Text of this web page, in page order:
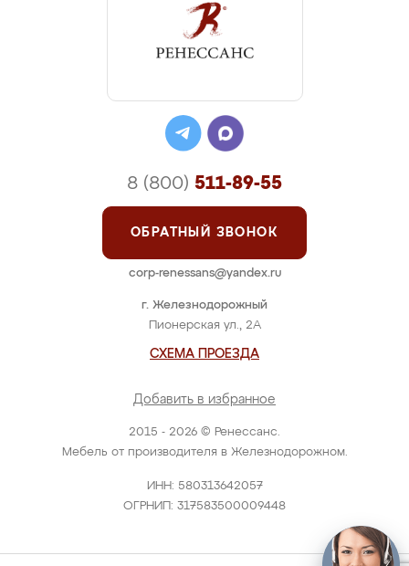
2015 - 2026 © Ренессанс.
Мебель от производителя в Железнодорожном.
ИНН: 580313642057
ОГРНИП: 317583500009448
г. Железнодорожный
Пионерская ул., 2А
СХЕМА ПРОЕЗДА
Добавить в избранное
8 (800) 511-89-55
ОБРАТНЫЙ ЗВОНОК
corp-renessans@yandex.ru